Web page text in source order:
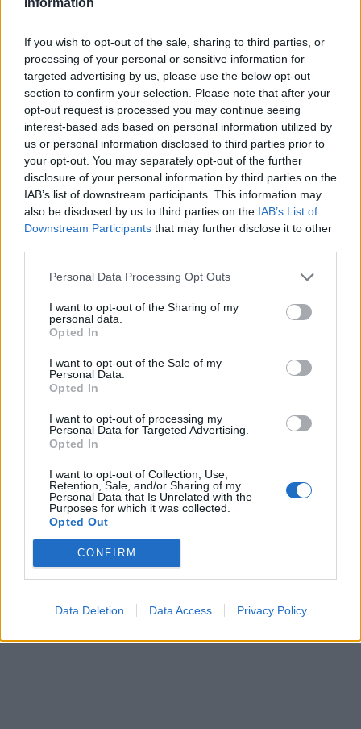
If you wish to opt-out of the sale, sharing to third parties, or
processing of your personal or sensitive information for
targeted advertising by us, please use the below opt-out
section to confirm your selection. Please note that after your
opt-out request is processed you may continue seeing
interest-based ads based on personal information utilized by
us or personal information disclosed to third parties prior to
your opt-out. You may separately opt-out of the further
disclosure of your personal information by third parties on the
IAB’s list of downstream participants. This information may
also be disclosed by us to third parties on the IAB’s List of
Downstream Participants that may further disclose it to other
Personal Data Processing Opt Outs
I want to opt-out of the Sharing of my
personal data.
Opted In
I want to opt-out of the Sale of my
Personal Data.
Opted In
I want to opt-out of processing my
Personal Data for Targeted Advertising.
Opted In
I want to opt-out of Collection, Use,
Retention, Sale, and/or Sharing of my
Personal Data that Is Unrelated with the
Purposes for which it was collected.
Opted Out
CONFIRM
Data Deletion Data Access Privacy Policy
Shkallës së Parë Kurbin, në ngarkim të
– Ibrahim Difaj, Ilirian Feçi dhe Robert Laci, për
veprat penale “Vrasja me paramendim” e kryer
në bashkëpunim, e mbetur në tentativë”,
“Armëmbajtja pa leje”, si dhe në ngarkim të
shtetasit Ibrahim Difaj dhe shtetasit të shpallur
në kërkim Shpëtim Kraja, për veprat penale
”Vjedhja” e kryer në bashkepunim, më shumë
se një herë.
respektive dhe në bashkëpunim me strukturat
e tjera ligjzbatuese, po punojnë intensivisht për
zbardhjen e ngjarjeve të tjera kriminale të
rezultate të tjera.
Policisë dhe të denoncojnë në Komisariatin
Dixhital dhe në numrin pa pagesë 112 duke
garantuar anonimat të plotë e të sigurt dhe një
reagim të mënjehershëm e të
panashëm./albeu.com/